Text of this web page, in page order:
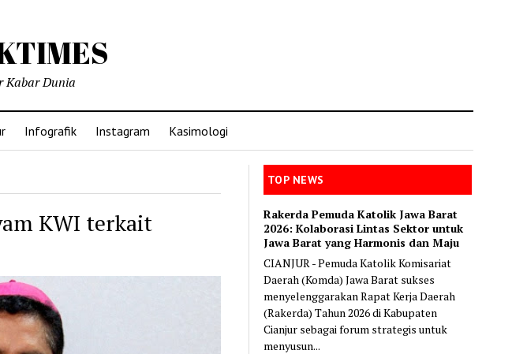
Kabar Dunia
Infografik Instagram Kasimologi
KWI terkait
TOP NEWS
Rakerda Pemuda Katolik Jawa Barat
2026: Kolaborasi Lintas Sektor untuk
Jawa Barat yang Harmonis dan Maju
CIANJUR - Pemuda Katolik Komisariat
Daerah (Komda) Jawa Barat sukses
menyelenggarakan Rapat Kerja Daerah
(Rakerda) Tahun 2026 di Kabupaten
Cianjur sebagai forum strategis untuk
menyusun...